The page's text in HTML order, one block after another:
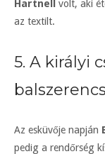
Hartnell
volt, aki
az textilt.
5. A királyi
Az esküvője napján
pedig a rendőrség